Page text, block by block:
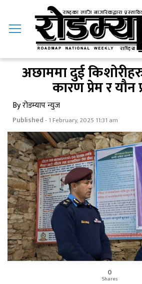
अछाममा दुई
कारण प्रेम र याैन
By रोडम्याप न्युज
Published- 1 February, 2025 11:31 am
0
Shares